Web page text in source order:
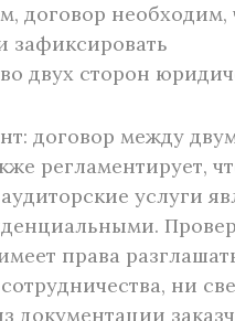
договор необходим,
зафиксировать
двух сторон
договор между
регламентирует,
услуги
права
ни
документации